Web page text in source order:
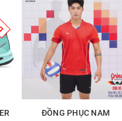
ĐỒNG PHỤC NAM